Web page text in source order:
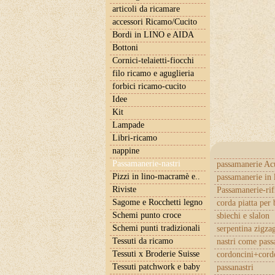
articoli da ricamare
accessori Ricamo/Cucito
Bordi in LINO e AIDA
Bottoni
Cornici-telaietti-fiocchi
filo ricamo e aguglieria
forbici ricamo-cucito
Idee
Kit
Lampade
Libri-ricamo
nappine
Passamanerie-nastri
passamanerie
passamanerie in
Passamanerie-
corda piatta per
sbiechi e slalon
serpentina
nastri come
passanastri
Pizzi in lino-macramè e..
Riviste
Sagome e Rocchetti legno
Schemi punto croce
Schemi punti tradizionali
Tessuti da ricamo
Tessuti x Broderie Suisse
Tessuti patchwork e baby